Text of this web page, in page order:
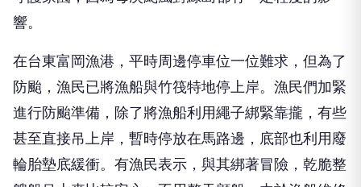
響。
在台東富岡漁港，平時周邊停車位一位難求，但為了
防颱，漁民已將漁船與竹筏特地停上岸。漁民們加緊
進行防颱準備，除了將漁船利用繩子綁緊靠攏，有些
甚至直接吊上岸，暫時停放在馬路邊，底部也利用廢
輪胎墊底緩衝。有漁民表示，與其綁著冒險，乾脆整